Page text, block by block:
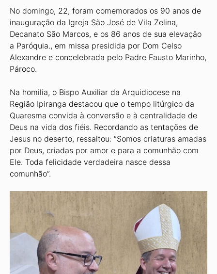
No domingo, 22, foram comemorados os 90 anos de
inauguração da Igreja São José de Vila Zelina,
Decanato São Marcos, e os 86 anos de sua elevação
a Paróquia., em missa presidida por Dom Celso
Alexandre e concelebrada pelo Padre Fausto Marinho,
Pároco.
Na homilia, o Bispo Auxiliar da Arquidiocese na
Região Ipiranga destacou que o tempo litúrgico da
Quaresma convida à conversão e à centralidade de
Deus na vida dos fiéis. Recordando as tentações de
Jesus no deserto, ressaltou: “Somos criaturas amadas
por Deus, criadas por amor e para a comunhão com
Ele. Toda felicidade verdadeira nasce dessa
comunhão”.